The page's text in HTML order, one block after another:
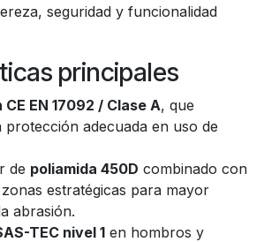
seguridad y funcionalidad
principales
EN 17092 / Clase A, que
protección adecuada en uso de
de poliamida 450D combinado con
estratégicas para mayor
abrasión.
TEC nivel 1 en hombros y